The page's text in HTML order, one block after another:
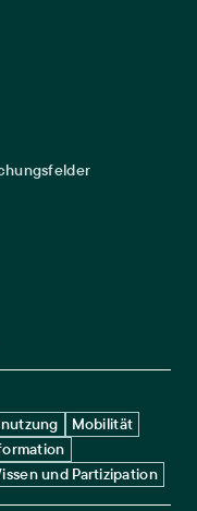
Mobilität
und Partizipation